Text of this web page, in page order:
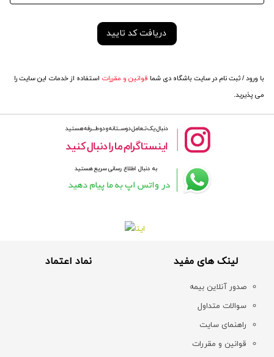
با ورود / ثبت نام در سایت باشگاه دی شما قوانین و مقررات استفاده از خدمات این سایت را
می پذیرید.
نماد اعتماد لینک های مفید
صدور آنلاین بیمه
سوالات متداول
راهنمای سایت
قوانین و مقررات